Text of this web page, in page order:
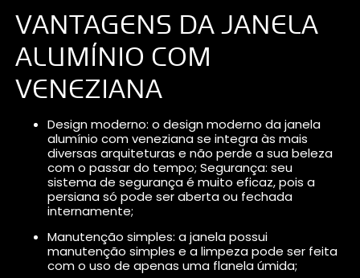
VANTAGENS DA JANELA
ALUMÍNIO COM
VENEZIANA
Design moderno: o design moderno da janela
alumínio com veneziana se integra às mais
diversas arquiteturas e não perde a sua beleza
com o passar do tempo; Segurança: seu
sistema de segurança é muito eficaz, pois a
persiana só pode ser aberta ou fechada
internamente;
Manutenção simples: a janela possui
manutenção simples e a limpeza pode ser feita
com o uso de apenas uma flanela úmida;